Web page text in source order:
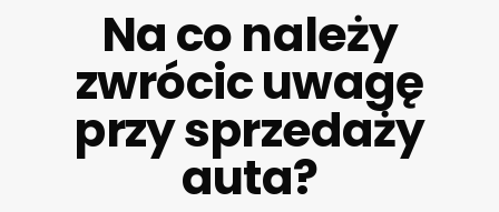
Na co należy
zwrócic uwagę
przy sprzedaży
auta?